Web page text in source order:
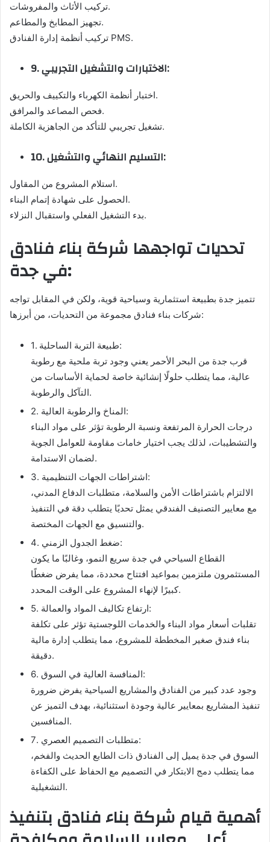
تركيب الأثاث والمفروشات.
تجهيز المطابخ والمطاعم.
تركيب أنظمة إدارة الفنادق PMS.
9. الاختبارات والتشغيل التجريبي:
اختبار أنظمة الكهرباء والتكييف والحريق.
فحص المصاعد والمرافق.
تشغيل تجريبي للتأكد من الجاهزية الكاملة.
10. التسليم النهائي والتشغيل:
استلام المشروع من المقاول.
الحصول على شهادة إتمام البناء.
بدء التشغيل الفعلي واستقبال النزلاء.
تحديات تواجهها شركة بناء فنادق
في جدة:
تتميز جدة بطبيعة استثمارية وسياحية قوية، ولكن في المقابل تواجه
شركات بناء فنادق مجموعة من التحديات، من أبرزها:
1. طبيعة التربة الساحلية:
قرب جدة من البحر الأحمر يعني وجود تربة ملحية مع رطوبة
عالية، مما يتطلب حلولًا إنشائية خاصة لحماية الأساسات من
التآكل والرطوبة.
2. المناخ والرطوبة العالية:
درجات الحرارة المرتفعة ونسبة الرطوبة تؤثر على مواد البناء
والتشطيبات، لذلك يجب اختيار خامات مقاومة للعوامل الجوية
لضمان الاستدامة.
3. اشتراطات الجهات التنظيمية:
الالتزام باشتراطات الأمن والسلامة، متطلبات الدفاع المدني،
مع معايير التصنيف الفندقي يمثل تحديًا يتطلب دقة في التنفيذ
والتنسيق مع الجهات المختصة.
4. ضغط الجدول الزمني:
القطاع السياحي في جدة سريع النمو، وغالبًا ما يكون
المستثمرون ملتزمين بمواعيد افتتاح محددة، مما يفرض ضغطًا
كبيرًا لإنهاء المشروع على الوقت المحدد.
5. ارتفاع تكاليف المواد والعمالة:
تقلبات أسعار مواد البناء والخدمات اللوجستية تؤثر على تكلفة
بناء فندق صغير المخططة للمشروع، مما يتطلب إدارة مالية
دقيقة.
6. المنافسة العالية في السوق:
وجود عدد كبير من الفنادق والمشاريع السياحية يفرض ضرورة
تنفيذ المشاريع بمعايير عالية وجودة استثنائية، بهدف التميز عن
المنافسين.
7. متطلبات التصميم العصري:
السوق في جدة يميل إلى الفنادق ذات الطابع الحديث والفخم،
مما يتطلب دمج الابتكار في التصميم مع الحفاظ على الكفاءة
التشغيلية.
أهمية قيام شركة بناء فنادق بتنفيذ